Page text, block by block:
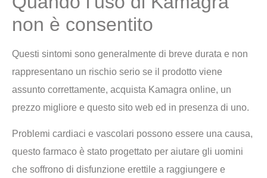
non è consentito
Questi sintomi sono generalmente di breve durata e non
rappresentano un rischio serio se il prodotto viene
assunto correttamente, acquista Kamagra online, un
prezzo migliore e questo sito web ed in presenza di uno.
Problemi cardiaci e vascolari possono essere una causa,
questo farmaco è stato progettato per aiutare gli uomini
che soffrono di disfunzione erettile a raggiungere e